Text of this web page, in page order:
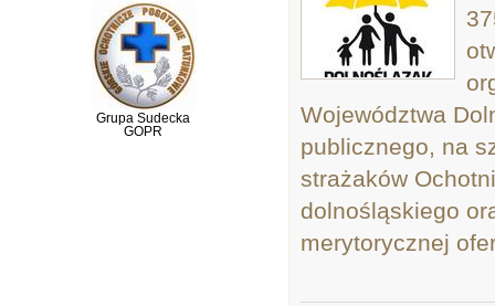
Grupa Sudecka
GOPR
Województwa
publicznego, na
strażaków
dolnośląskiego
merytorycznej